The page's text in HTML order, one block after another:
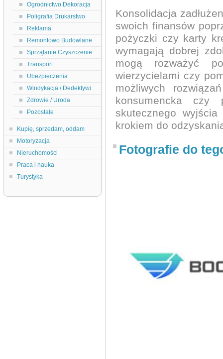
Ogrodnictwo Dekoracja
Poligrafia Drukarstwo
Reklama
Remontowo Budowlane
Sprzątanie Czyszczenie
Transport
Ubezpieczenia
Windykacja / Dedektywi
Zdrowie / Uroda
Pozostałe
Kupię, sprzedam, oddam
Motoryzacja
Nieruchomości
Praca i nauka
Turystyka
Konsolidacja
swoich finansów
pożyczki czy karty
wymagają dobrej
mogą rozważyć
wierzycielami czy
możliwych
konsumencka czy
skutecznego
krokiem do
Fotografie do